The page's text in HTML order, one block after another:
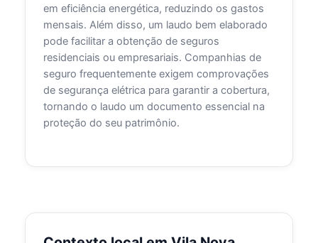
em eficiência energética, reduzindo os gastos
mensais. Além disso, um laudo bem elaborado
pode facilitar a obtenção de seguros
residenciais ou empresariais. Companhias de
seguro frequentemente exigem comprovações
de segurança elétrica para garantir a cobertura,
tornando o laudo um documento essencial na
proteção do seu patrimônio.